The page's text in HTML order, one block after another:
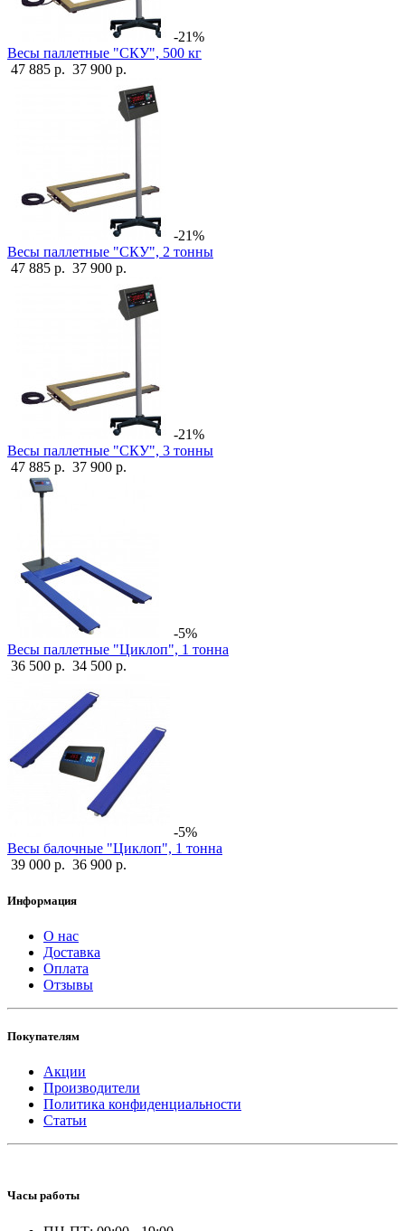
-21%
Весы паллетные "СКУ", 500 кг
47 885 р. 37 900 р.
-21%
Весы паллетные "СКУ", 2 тонны
47 885 р. 37 900 р.
-21%
Весы паллетные "СКУ", 3 тонны
47 885 р. 37 900 р.
-5%
Весы паллетные "Циклоп", 1 тонна
36 500 р. 34 500 р.
-5%
Весы балочные "Циклоп", 1 тонна
39 000 р. 36 900 р.
Информация
О нас
Доставка
Оплата
Отзывы
Покупателям
Акции
Производители
Политика конфиденциальности
Статьи
Часы работы